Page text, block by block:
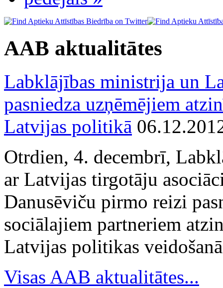
AAB aktualitātes
Labklājības ministrija un
pasniedza uzņēmējiem
Latvijas politikā
Otrdien, 4. decembrī,
ar Latvijas tirgotāju
Danusēviču pirmo reizi
sociālajiem partneriem
Latvijas politikas
Visas AAB aktualitātes...